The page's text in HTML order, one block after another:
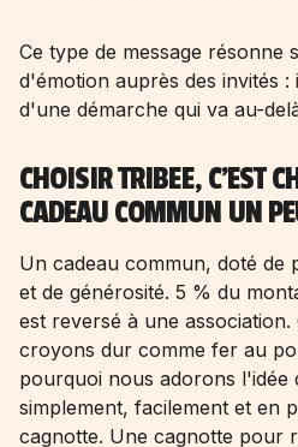
Ce type de message résonne
d'émotion auprès des invités :
d'une démarche qui va au-
CHOISIR TRIBEE, C'EST
CADEAU COMMUN UN
Un cadeau commun, doté de
et de générosité. 5 % du
est reversé à une
croyons dur comme fer au
pourquoi nous adorons l'idée
simplement, facilement et en
cagnotte. Une cagnotte pour